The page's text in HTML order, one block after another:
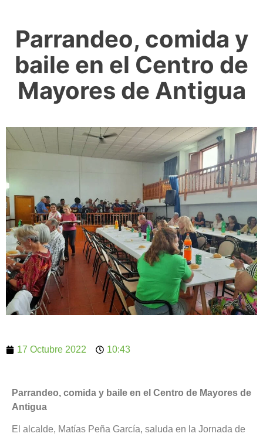
Parrandeo, comida y
baile en el Centro de
Mayores de Antigua
17 Octubre 2022 10:43
Parrandeo, comida y baile en el Centro de Mayores de
Antigua
El alcalde, Matías Peña García, saluda en la Jornada de